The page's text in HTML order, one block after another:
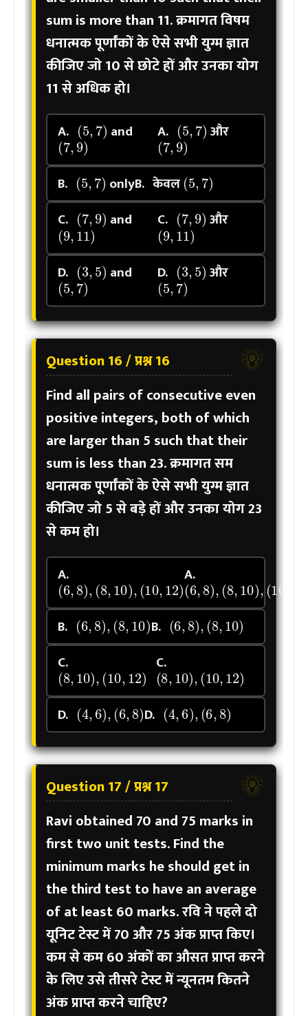
sum is more than 11.क्रमागत विषम
धनात्मक पूर्णांकों के ऐसे सभी युग्म ज्ञात
कीजिए जो 10 से छोटे हों और उनका योग
11 से अधिक हो।
A.
(5,7)
and
(7 9) A.
(5,7)
और
(7, 9)
B.
(5,7)
onlyB. केवल
(5,7)
C.
(7,9)
and
(9 11) C.
(7,9)
और
(9 11)
D.
(3,5)
and
(5 7) D.
(3,5)
और
(5 7)
💡
Question 16 / प्रश्न 16
Find all pairs of consecutive even
positive integers, both of which
are larger than 5 such that their
sum is less than 23.क्रमागत सम
धनात्मक पूर्णांकों के ऐसे सभी युग्म ज्ञात
कीजिए जो 5 से बड़े हों और उनका योग 23
से कम हो।
A.
(6 A.
(6
B.
(6,8),(8,10)
B.
(6,8),(8,10)
C.
(8 C.
(8
D.
(4,6),(6,8)
D.
(4,6),(6,8)
💡
Question 17 / प्रश्न 17
Ravi obtained 70 and 75 marks in
first two unit tests. Find the
minimum marks he should get in
the third test to have an average
of at least 60 marks.रवि ने पहले दो
यूनिट टेस्ट में 70 और 75 अंक प्राप्त किए।
कम से कम 60 अंकों का औसत प्राप्त करने
के लिए उसे तीसरे टेस्ट में न्यूनतम कितने
अंक प्राप्त करने चाहिए?